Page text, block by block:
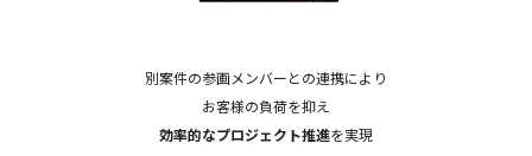
別案件の参画メンバーとの連携により
お客様の負荷を抑え
効率的なプロジェクト推進を実現